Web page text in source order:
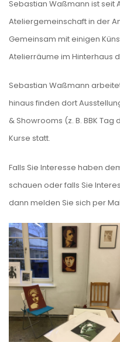
Sebastian Waßmann ist seit
Ateliergemeinschaft in der
Gemeinsam mit einigen
Atelierräume im Hinterhaus
Sebastian Waßmann
hinaus finden dort
& Showrooms (z. B. BBK
Kurse statt.
Falls Sie Interesse haben
schauen oder falls Sie
dann melden Sie sich per